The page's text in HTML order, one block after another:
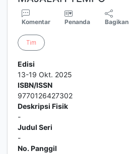
Komentar Penanda Bagikan
Tim
Edisi
13-19 Okt. 2025
ISBN/ISSN
9770126427302
Deskripsi Fisik
-
Judul Seri
-
No. Panggil